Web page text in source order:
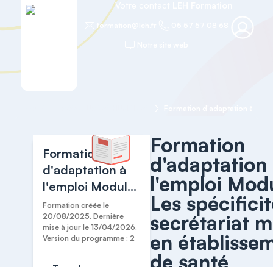
Votre contact
formation@leh.fr
Formation
d'adaptation à
l'emploi Module
2 : Les
spécificités du
secrétariat
Formation créée le
20/08/2025. Dernière
mise à jour le 13/04/2026.
Version du programme : 2
Formation
d'adaptation
l'emploi
Les
secrétariat
en
de santé